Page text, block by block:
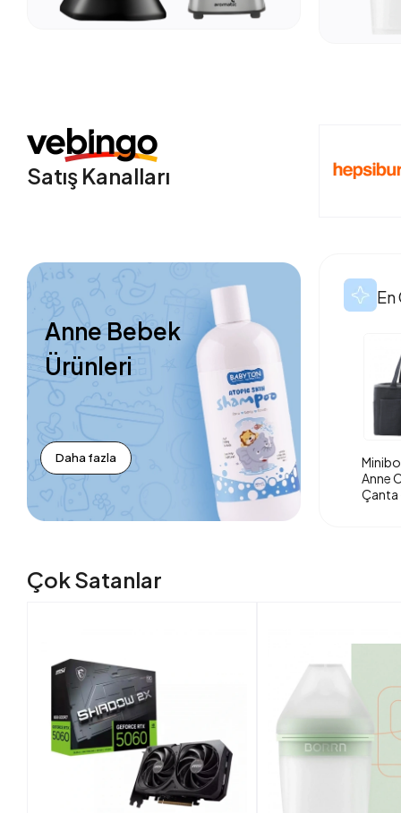
Satış Kanalları
Anne Bebek
Ürünleri
Daha fazla
Anne
Çanta
Çok Satanlar